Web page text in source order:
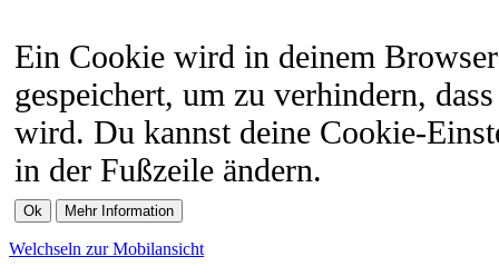
Ein Cookie wird in deinem
gespeichert, um zu verhindern,
wird. Du kannst deine Cookie-
in der Fußzeile ändern.
Welchseln zur Mobilansicht